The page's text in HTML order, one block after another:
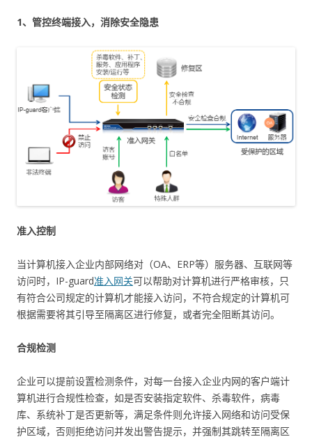
1、管控终端接入，消除安全隐患
准入控制
当计算机接入企业内部网络对（OA、ERP等）服务器、互联网等
访问时，IP-guard准入网关可以帮助对计算机进行严格审核，只
有符合公司规定的计算机才能接入访问，不符合规定的计算机可
根据需要将其引导至隔离区进行修复，或者完全阻断其访问。
合规检测
企业可以提前设置检测条件，对每一台接入企业内网的客户端计
算机进行合规性检查，如是否安装指定软件、杀毒软件，病毒
库、系统补丁是否更新等，满足条件则允许接入网络和访问受保
护区域，否则拒绝访问并发出警告提示，并强制其跳转至隔离区